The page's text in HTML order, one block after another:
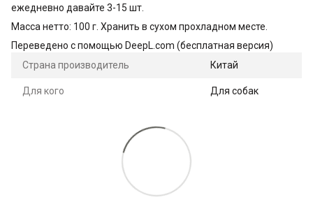
ежедневно давайте 3-15 шт.
Масса нетто: 100 г. Хранить в сухом прохладном месте.
Переведено с помощью DeepL.com (бесплатная версия)
Страна производитель
Китай
Для кого Для собак